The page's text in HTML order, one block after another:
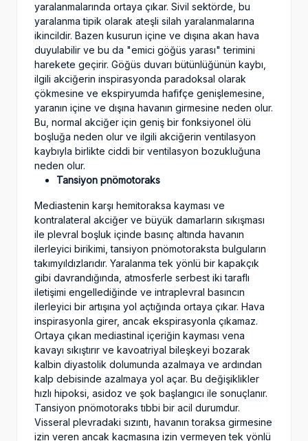
yaralanmalarında ortaya çıkar. Sivil sektörde, bu
yaralanma tipik olarak ateşli silah yaralanmalarına
ikincildir. Bazen kusurun içine ve dışına akan hava
duyulabilir ve bu da "emici göğüs yarası" terimini
harekete geçirir. Göğüs duvarı bütünlüğünün kaybı,
ilgili akciğerin inspirasyonda paradoksal olarak
çökmesine ve ekspiryumda hafifçe genişlemesine,
yaranın içine ve dışına havanın girmesine neden olur.
Bu, normal akciğer için geniş bir fonksiyonel ölü
boşluğa neden olur ve ilgili akciğerin ventilasyon
kaybıyla birlikte ciddi bir ventilasyon bozukluğuna
neden olur.
Tansiyon pnömotoraks
Mediastenin karşı hemitoraksa kayması ve
kontralateral akciğer ve büyük damarların sıkışması
ile plevral boşluk içinde basınç altında havanın
ilerleyici birikimi, tansiyon pnömotoraksta bulguların
takımyıldızlarıdır. Yaralanma tek yönlü bir kapakçık
gibi davrandığında, atmosferle serbest iki taraflı
iletişimi engellediğinde ve intraplevral basıncın
ilerleyici bir artışına yol açtığında ortaya çıkar. Hava
inspirasyonla girer, ancak ekspirasyonla çıkamaz.
Ortaya çıkan mediastinal içeriğin kayması vena
kavayı sıkıştırır ve kavoatriyal bileşkeyi bozarak
kalbin diyastolik dolumunda azalmaya ve ardından
kalp debisinde azalmaya yol açar. Bu değişiklikler
hızlı hipoksi, asidoz ve şok başlangıcı ile sonuçlanır.
Tansiyon pnömotoraks tıbbi bir acil durumdur.
Visseral plevradaki sızıntı, havanın toraksa girmesine
izin veren ancak kaçmasına izin vermeyen tek yönlü